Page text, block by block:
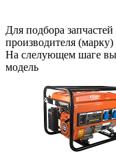
Для подбора
производителя
На слелующем шаге вы
модель